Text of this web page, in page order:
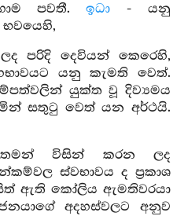
පවතී.ඉධා - යනු
පරිදි දෙවියන් කෙරෙහි,
යනු කැමති වෙත්.
යුක්ත වූ දිව්‍යමය
සතුටු වෙත් යන අර්ථයි.
විසින් කරන ලද
ස්වභාවය ද ප්‍රකාශ
ඇති කෝලිය ඇමතිවරයා
අදහස්වලට අනුව